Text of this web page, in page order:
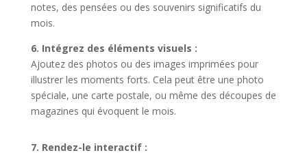
notes, des pensées ou des souvenirs significatifs du
mois.
6. Intégrez des éléments visuels :
Ajoutez des photos ou des images imprimées pour
illustrer les moments forts. Cela peut être une photo
spéciale, une carte postale, ou même des découpes de
magazines qui évoquent le mois.
7. Rendez-le interactif :